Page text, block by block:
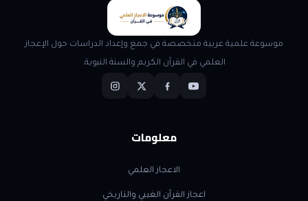
موسوعة علمية عربية متخصصة في جمع وإعداد الدراسات حول الإعجاز
العلمي في القرآن الكريم والسنة النبوية.
معلومات
الاعجاز العلمي
اعجاز القرآن الغيبي والتاريخي